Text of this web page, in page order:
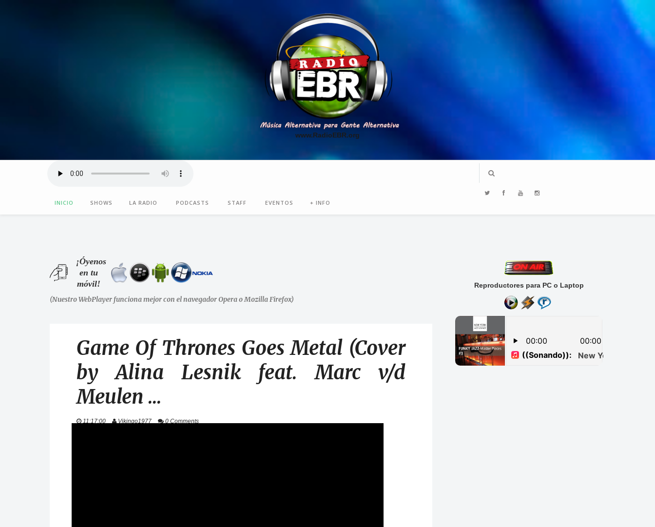
www.RadioEBR.org
INICIO SHOWS LA RADIO PODCASTS STAFF EVENTOS + INFO
¡Óyenos
en tu
móvil!
(Nuestro WebPlayer funciona mejor con el navegador Opera o Mozilla Firefox)
Game Of Thrones Goes Metal (Cover
by Alina Lesnik feat. Marc v/d
Meulen ...
11:17:00 Vikingo1977 0 Comments
Reproductores para PC o Laptop